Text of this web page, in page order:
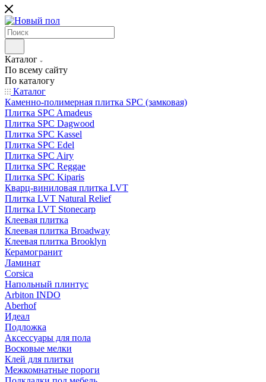
Каталог
По всему сайту
По каталогу
Каталог
Каменно-полимерная плитка SPC (замковая)
Плитка SPC Amadeus
Плитка SPC Dagwood
Плитка SPC Kassel
Плитка SPC Edel
Плитка SPC Airy
Плитка SPC Reggae
Плитка SPC Kiparis
Кварц-виниловая плитка LVT
Плитка LVT Natural Relief
Плитка LVT Stonecarp
Клеевая плитка
Клеевая плитка Broadway
Клеевая плитка Brooklyn
Керамогранит
Ламинат
Corsica
Напольный плинтус
Arbiton INDO
Aberhof
Идеал
Подложка
Аксессуары для пола
Восковые мелки
Клей для плитки
Межкомнатные пороги